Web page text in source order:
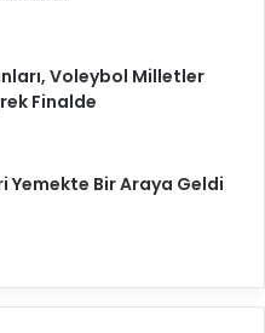
Voleybol Milletler
Finalde
Yemekte Bir Araya Geldi